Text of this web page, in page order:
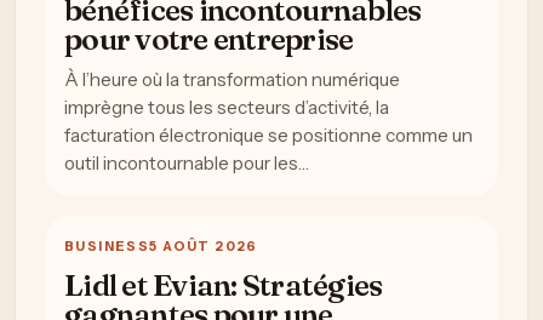
bénéfices incontournables
pour votre entreprise
À l’heure où la transformation numérique
imprègne tous les secteurs d’activité, la
facturation électronique se positionne comme un
outil incontournable pour les…
BUSINESS5 AOÛT 2026
Lidl et Evian: Stratégies